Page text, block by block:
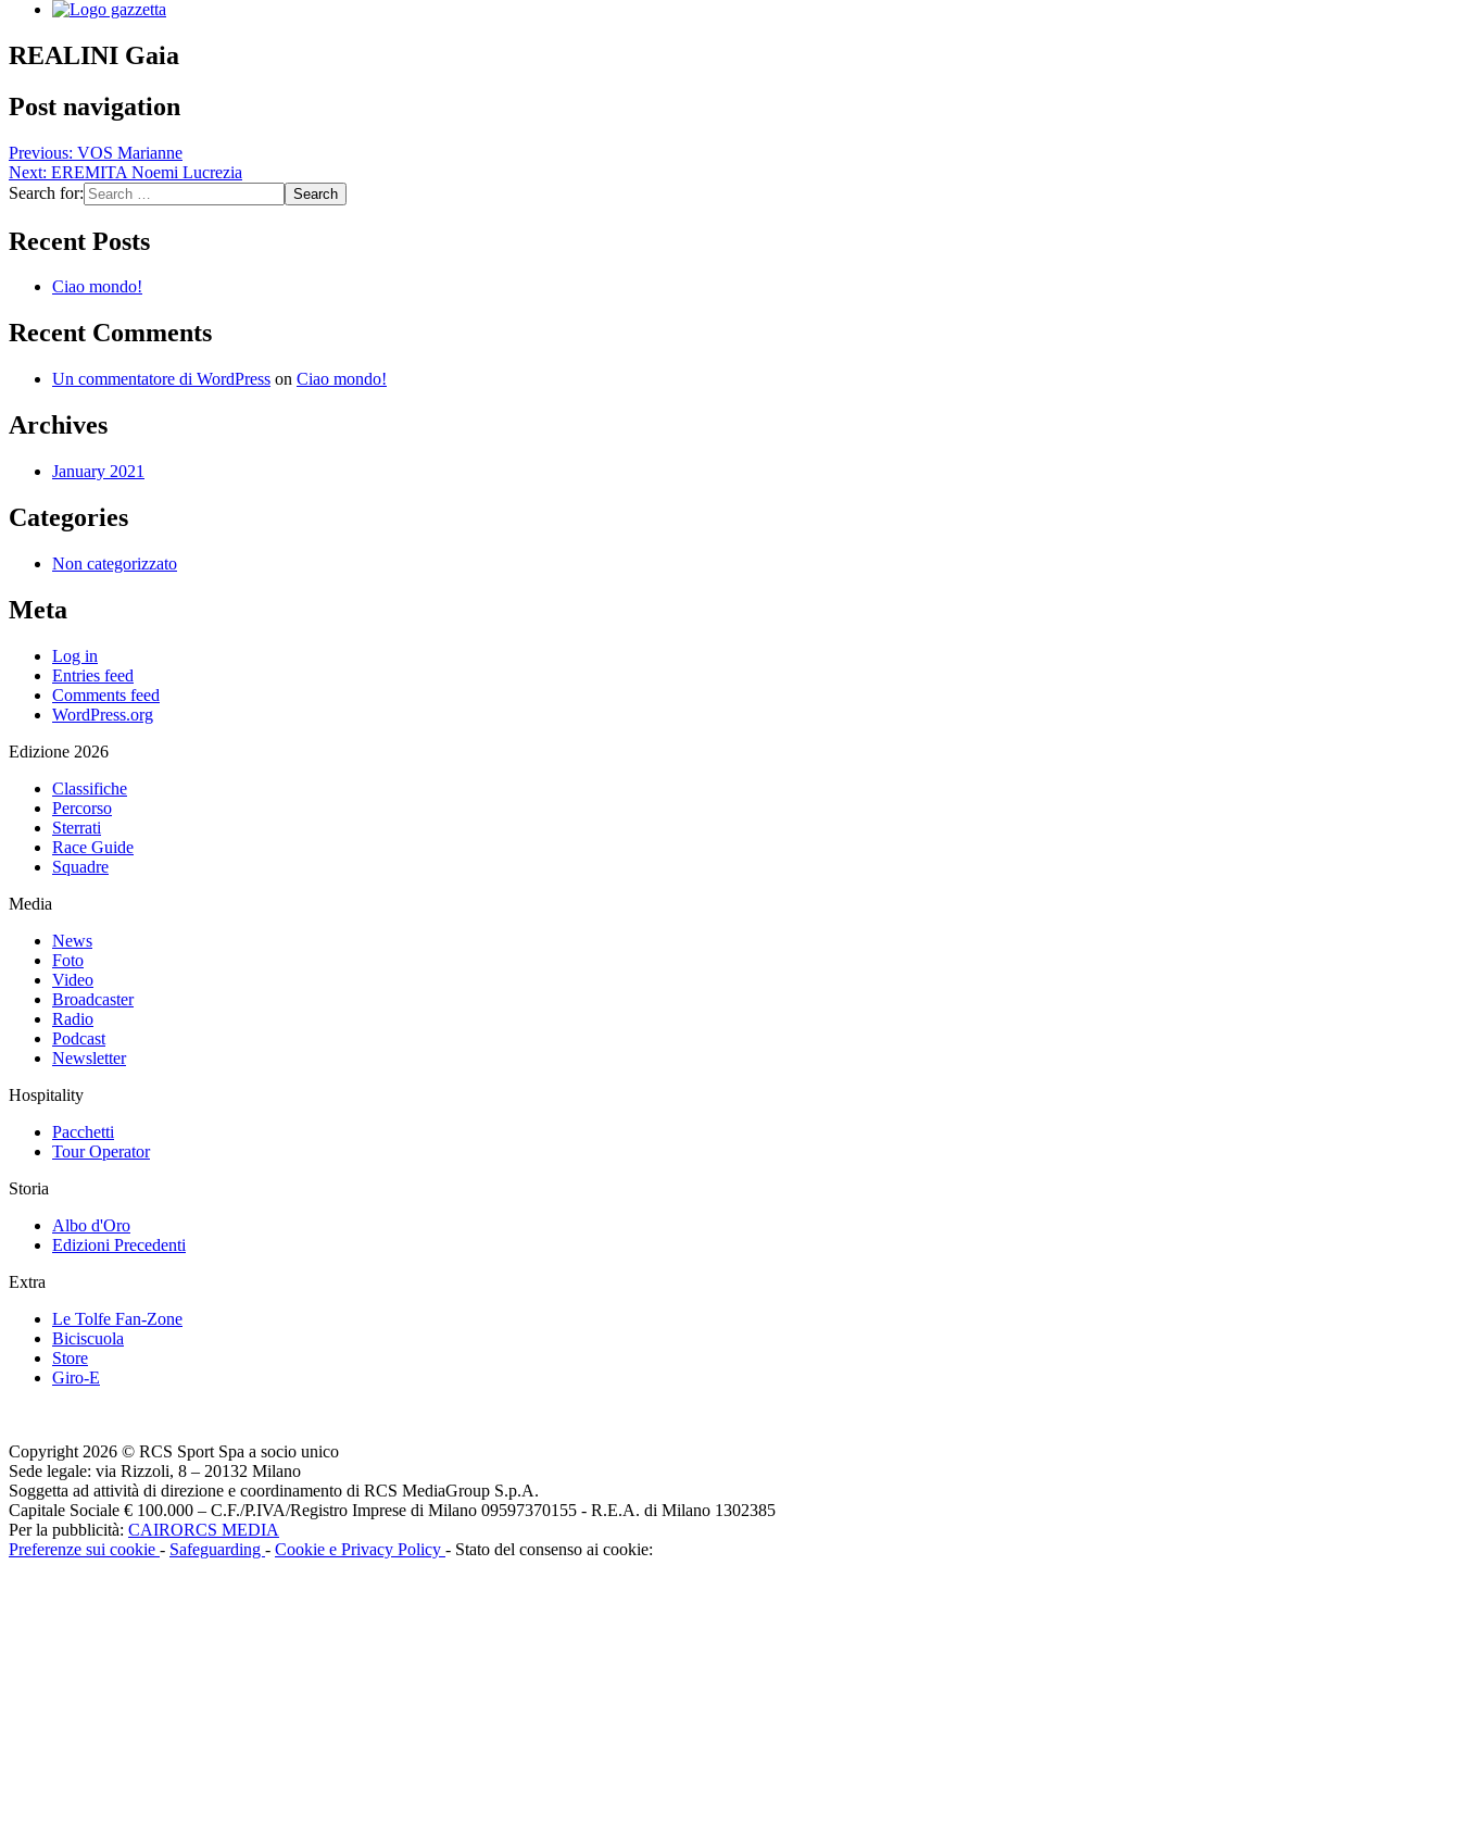
REALINI Gaia
Post navigation
Previous: VOS Marianne
Next: EREMITA Noemi Lucrezia
Search for:
Recent Posts
Ciao mondo!
Recent Comments
Un commentatore di WordPress on Ciao mondo!
Archives
January 2021
Categories
Non categorizzato
Meta
Log in
Entries feed
Comments feed
WordPress.org
Edizione 2026
Classifiche
Percorso
Sterrati
Race Guide
Squadre
Media
News
Foto
Video
Broadcaster
Radio
Podcast
Newsletter
Hospitality
Pacchetti
Tour Operator
Storia
Albo d'Oro
Edizioni Precedenti
Extra
Le Tolfe Fan-Zone
Biciscuola
Store
Giro-E
Copyright 2026 © RCS Sport Spa a socio unico
Sede legale: via Rizzoli, 8 – 20132 Milano
Soggetta ad attività di direzione e coordinamento di RCS MediaGroup S.p.A.
Capitale Sociale € 100.000 – C.F./P.IVA/Registro Imprese di Milano 09597370155 - R.E.A. di Milano 1302385
Per la pubblicità: CAIRORCS MEDIA
Preferenze sui cookie - Safeguarding - Cookie e Privacy Policy - Stato del consenso ai cookie: